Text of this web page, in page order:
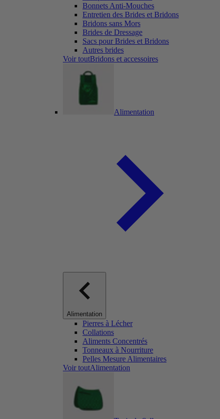
Bonnets Anti-Mouches
Entretien des Brides et Bridons
Bridons sans Mors
Brides de Dressage
Sacs pour Brides et Bridons
Autres brides
Voir toutBridons et accessoires
Alimentation
Alimentation
Pierres à Lécher
Collations
Aliments Concentrés
Tonneaux à Nourriture
Pelles Mesure Alimentaires
Voir toutAlimentation